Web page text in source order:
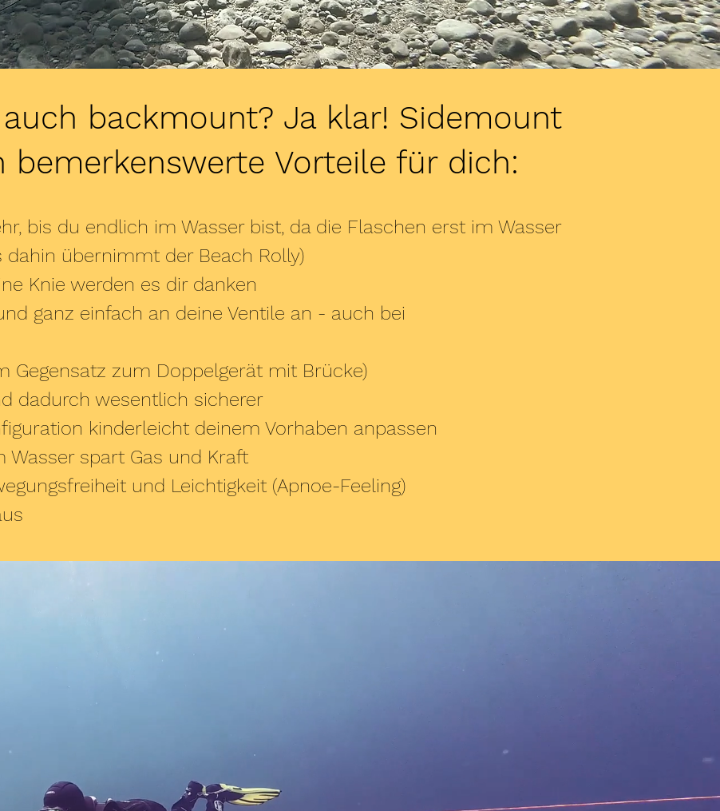
backmount? Ja klar! Sidemount
bemerkenswerte Vorteile für dich:
bis du endlich im Wasser bist, da die Flaschen erst im Wasser
dahin übernimmt der Beach Rolly)
Knie werden es dir danken
ganz einfach an deine Ventile an - auch bei
Gegensatz zum Doppelgerät mit Brücke)
dadurch wesentlich sicherer
kinderleicht deinem Vorhaben anpassen
Wasser spart Gas und Kraft
und Leichtigkeit (Apnoe-Feeling)